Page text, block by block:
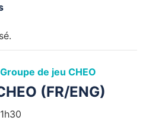
Groupe de jeu CHEO
(FR/ENG)